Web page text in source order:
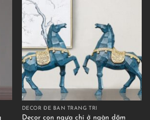
DECOR ĐỂ BÀN TRANG TRÍ
Decor con ngựa chí ở ngàn dặm